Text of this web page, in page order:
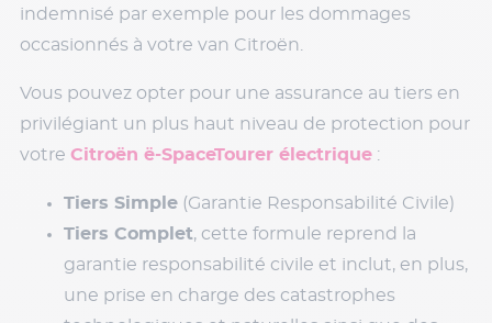
indemnisé par exemple pour les dommages
occasionnés à votre van Citroën.
Vous pouvez opter pour une assurance au tiers en
privilégiant un plus haut niveau de protection pour
votre Citroën ë-SpaceTourer électrique :
Tiers Simple (Garantie Responsabilité Civile)
Tiers Complet, cette formule reprend la
garantie responsabilité civile et inclut, en plus,
une prise en charge des catastrophes